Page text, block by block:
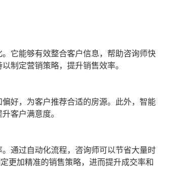
它能够有效整合客户信息，帮助咨询师快
制定营销策略，提升销售效率。
好，为客户推荐合适的房源。此外，智能
客户满意度。
通过自动化流程，咨询师可以节省大量时
更加精准的销售策略，进而提升成交率和